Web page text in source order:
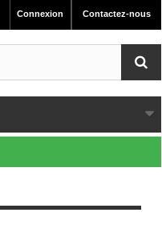
Contactez-nous
Connexion